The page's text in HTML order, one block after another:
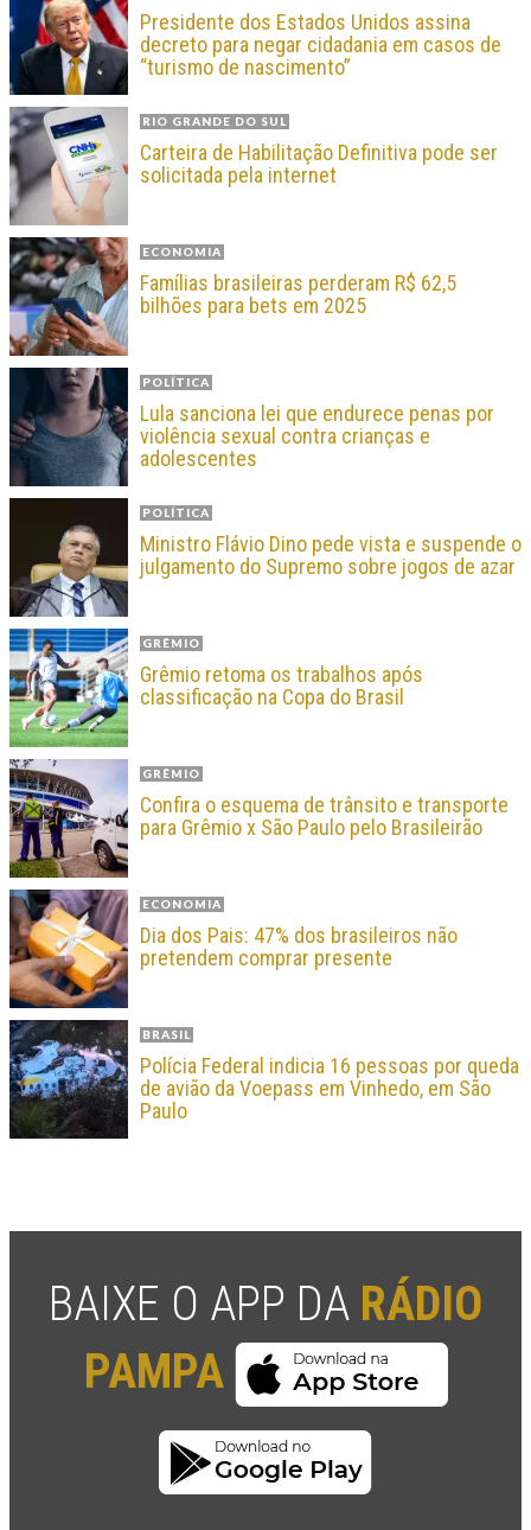
Presidente dos Estados Unidos assina
decreto para negar cidadania em casos de
“turismo de nascimento”
RIO GRANDE DO SUL
Carteira de Habilitação Definitiva pode ser
solicitada pela internet
ECONOMIA
Famílias brasileiras perderam R$ 62,5
bilhões para bets em 2025
POLÍTICA
Lula sanciona lei que endurece penas por
violência sexual contra crianças e
adolescentes
POLÍTICA
Ministro Flávio Dino pede vista e suspende o
julgamento do Supremo sobre jogos de azar
GRÊMIO
Grêmio retoma os trabalhos após
classificação na Copa do Brasil
GRÊMIO
Confira o esquema de trânsito e transporte
para Grêmio x São Paulo pelo Brasileirão
ECONOMIA
Dia dos Pais: 47% dos brasileiros não
pretendem comprar presente
BRASIL
Polícia Federal indicia 16 pessoas por queda
de avião da Voepass em Vinhedo, em São
Paulo
BAIXE O APP DA RÁDIO
PAMPA